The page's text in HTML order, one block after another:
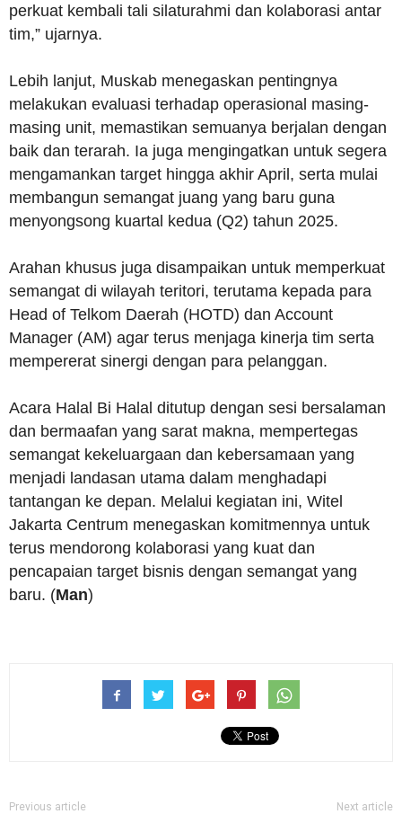
perkuat kembali tali silaturahmi dan kolaborasi antar
tim,” ujarnya.
Lebih lanjut, Muskab menegaskan pentingnya
melakukan evaluasi terhadap operasional masing-
masing unit, memastikan semuanya berjalan dengan
baik dan terarah. Ia juga mengingatkan untuk segera
mengamankan target hingga akhir April, serta mulai
membangun semangat juang yang baru guna
menyongsong kuartal kedua (Q2) tahun 2025.
Arahan khusus juga disampaikan untuk memperkuat
semangat di wilayah teritori, terutama kepada para
Head of Telkom Daerah (HOTD) dan Account
Manager (AM) agar terus menjaga kinerja tim serta
mempererat sinergi dengan para pelanggan.
Acara Halal Bi Halal ditutup dengan sesi bersalaman
dan bermaafan yang sarat makna, mempertegas
semangat kekeluargaan dan kebersamaan yang
menjadi landasan utama dalam menghadapi
tantangan ke depan. Melalui kegiatan ini, Witel
Jakarta Centrum menegaskan komitmennya untuk
terus mendorong kolaborasi yang kuat dan
pencapaian target bisnis dengan semangat yang
baru. (Man)
Previous article Next article